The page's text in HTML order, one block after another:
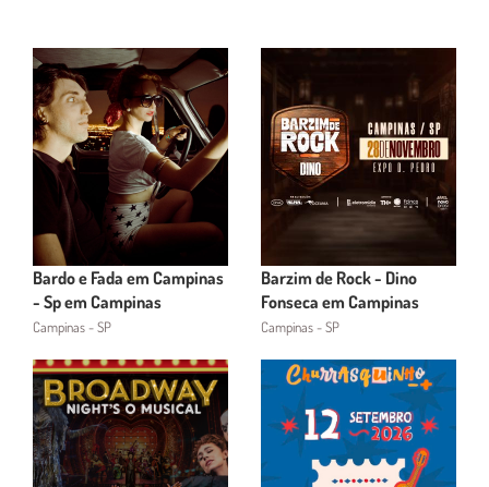
Bardo e Fada em Campinas
- Sp em Campinas
Campinas - SP
Barzim de Rock - Dino
Fonseca em Campinas
Campinas - SP